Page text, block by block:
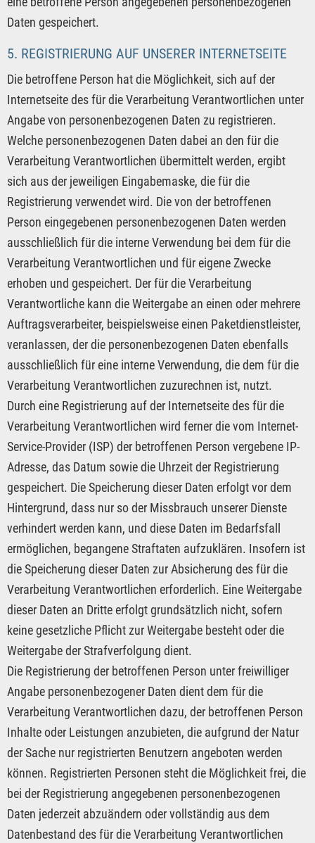
Daten gespeichert.
5. REGISTRIERUNG AUF UNSERER INTERNETSEITE
Die betroffene Person hat die Möglichkeit, sich auf der
Internetseite des für die Verarbeitung Verantwortlichen unter
Angabe von personenbezogenen Daten zu registrieren.
Welche personenbezogenen Daten dabei an den für die
Verarbeitung Verantwortlichen übermittelt werden, ergibt
sich aus der jeweiligen Eingabemaske, die für die
Registrierung verwendet wird. Die von der betroffenen
Person eingegebenen personenbezogenen Daten werden
ausschließlich für die interne Verwendung bei dem für die
Verarbeitung Verantwortlichen und für eigene Zwecke
erhoben und gespeichert. Der für die Verarbeitung
Verantwortliche kann die Weitergabe an einen oder mehrere
Auftragsverarbeiter, beispielsweise einen Paketdienstleister,
veranlassen, der die personenbezogenen Daten ebenfalls
ausschließlich für eine interne Verwendung, die dem für die
Verarbeitung Verantwortlichen zuzurechnen ist, nutzt.
Durch eine Registrierung auf der Internetseite des für die
Verarbeitung Verantwortlichen wird ferner die vom Internet-
Service-Provider (ISP) der betroffenen Person vergebene IP-
Adresse, das Datum sowie die Uhrzeit der Registrierung
gespeichert. Die Speicherung dieser Daten erfolgt vor dem
Hintergrund, dass nur so der Missbrauch unserer Dienste
verhindert werden kann, und diese Daten im Bedarfsfall
ermöglichen, begangene Straftaten aufzuklären. Insofern ist
die Speicherung dieser Daten zur Absicherung des für die
Verarbeitung Verantwortlichen erforderlich. Eine Weitergabe
dieser Daten an Dritte erfolgt grundsätzlich nicht, sofern
keine gesetzliche Pflicht zur Weitergabe besteht oder die
Weitergabe der Strafverfolgung dient.
Die Registrierung der betroffenen Person unter freiwilliger
Angabe personenbezogener Daten dient dem für die
Verarbeitung Verantwortlichen dazu, der betroffenen Person
Inhalte oder Leistungen anzubieten, die aufgrund der Natur
der Sache nur registrierten Benutzern angeboten werden
können. Registrierten Personen steht die Möglichkeit frei, die
bei der Registrierung angegebenen personenbezogenen
Daten jederzeit abzuändern oder vollständig aus dem
Datenbestand des für die Verarbeitung Verantwortlichen